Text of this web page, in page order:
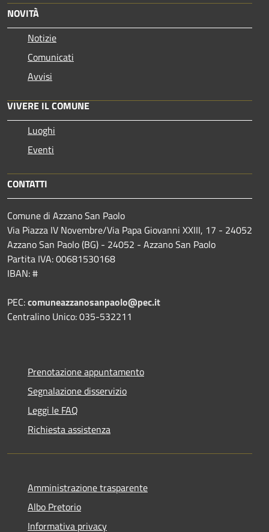
NOVITÀ
Notizie
Comunicati
Avvisi
VIVERE IL COMUNE
Luoghi
Eventi
CONTATTI
Comune di Azzano San Paolo
Via Piazza IV Novembre/Via Papa Giovanni XXIII, 17 - 24052
Azzano San Paolo (BG) - 24052 - Azzano San Paolo
Partita IVA: 00681530168
IBAN: #
PEC:comuneazzanosanpaolo@pec.it
Centralino Unico: 035-532211
Prenotazione appuntamento
Segnalazione disservizio
Leggi le FAQ
Richiesta assistenza
Amministrazione trasparente
Albo Pretorio
Informativa privacy